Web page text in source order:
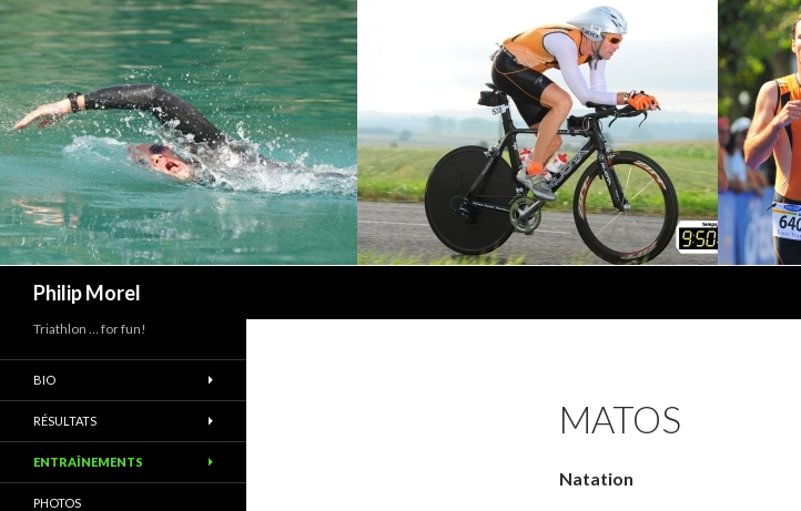
Philip Morel
MATOS
Natation
Triathlon … for fun!
BIO
RÉSULTATS
ENTRAÎNEMENTS
PHOTOS